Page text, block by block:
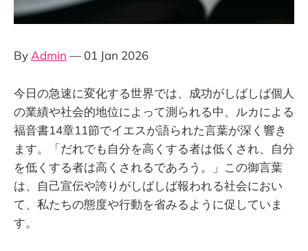
ByAdmin — 01 Jan 2026
今日の急速に変化する世界では、成功がしばしば個人
の業績や社会的地位によって測られる中、ルカによる
福音書14章11節でイエスが語られた言葉が深く響き
ます。「だれでも自分を高くする者は低くされ、自分
を低くする者は高くされるであろう。」この御言葉
は、自己宣伝や誇りがしばしば報われる社会におい
て、私たちの態度や行動を省みるように促していま
す。